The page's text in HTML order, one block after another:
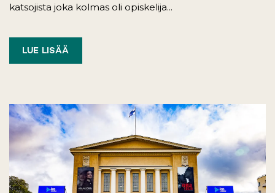
katsojista joka kolmas oli opiskelija...
LUE LISÄÄ